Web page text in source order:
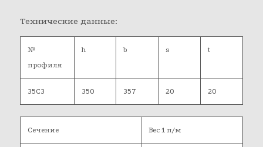
Технические данные:
№
профиля
h b s t
35С3 350 357 20 20
Сечение Вес 1 п/м